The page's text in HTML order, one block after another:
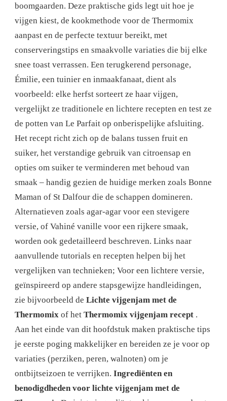
GIDS
OM
EENVOUDIGE
RECEPT
2025
ONDER
KNIE
TE
boomgaarden. Deze praktische gids legt uit hoe je
vijgen kiest, de kookmethode voor de Thermomix
aanpast en de perfecte textuur bereikt, met
conserveringstips en smaakvolle variaties die bij elke
snee toast verrassen. Een terugkerend personage,
Émilie, een tuinier en inmaakfanaat, dient als
voorbeeld: elke herfst sorteert ze haar vijgen,
vergelijkt ze traditionele en lichtere recepten en test ze
de potten van Le Parfait op onberispelijke afsluiting.
Het recept richt zich op de balans tussen fruit en
suiker, het verstandige gebruik van citroensap en
opties om suiker te verminderen met behoud van
smaak – handig gezien de huidige merken zoals Bonne
Maman of St Dalfour die de schappen domineren.
Alternatieven zoals agar-agar voor een stevigere
versie, of Vahiné vanille voor een rijkere smaak,
worden ook gedetailleerd beschreven. Links naar
aanvullende tutorials en recepten helpen bij het
vergelijken van technieken; Voor een lichtere versie,
geïnspireerd op andere stapsgewijze handleidingen,
zie bijvoorbeeld de Lichte vijgenjam met de
Thermomix of het Thermomix vijgenjam recept .
Aan het einde van dit hoofdstuk maken praktische tips
je eerste poging makkelijker en bereiden ze je voor op
variaties (perziken, peren, walnoten) om je
ontbijtseizoen te verrijken. Ingrediënten en
benodigdheden voor lichte vijgenjam met de